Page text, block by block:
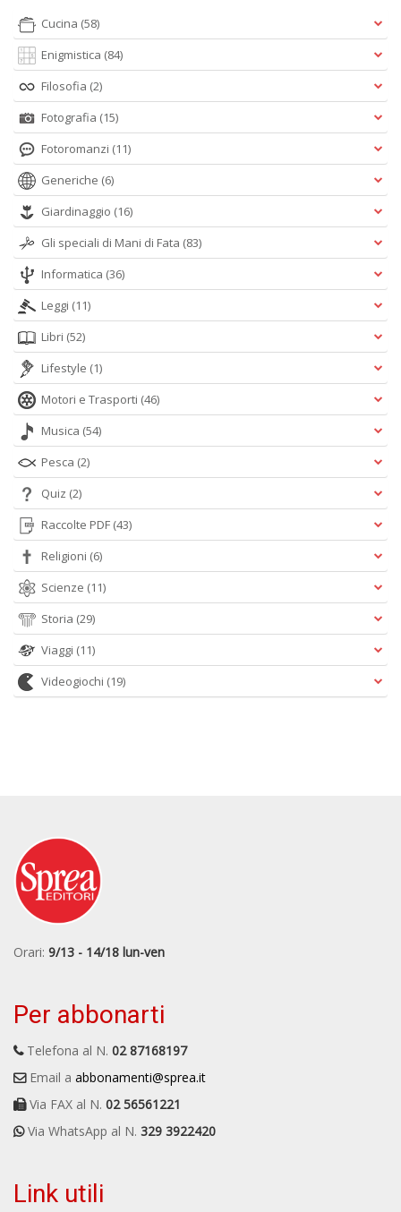
Cucina (58)
Enigmistica (84)
Filosofia (2)
Fotografia (15)
Fotoromanzi (11)
Generiche (6)
Giardinaggio (16)
Gli speciali di Mani di Fata (83)
Informatica (36)
Leggi (11)
Libri (52)
Lifestyle (1)
Motori e Trasporti (46)
Musica (54)
Pesca (2)
Quiz (2)
Raccolte PDF (43)
Religioni (6)
Scienze (11)
Storia (29)
Viaggi (11)
Videogiochi (19)
Orari: 9/13 - 14/18 lun-ven
Per abbonarti
Telefona al N. 02 87168197
Email a abbonamenti@sprea.it
Via FAX al N. 02 56561221
Via WhatsApp al N. 329 3922420
Link utili